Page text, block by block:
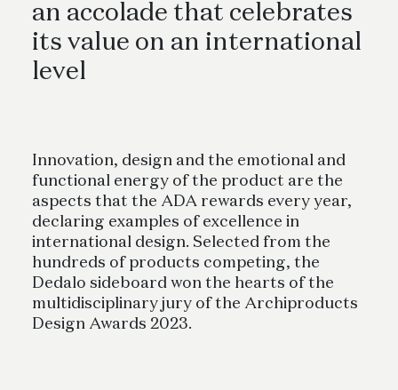
an accolade that celebrates
its value on an international
level
Innovation, design and the emotional and
functional energy of the product are the
aspects that the ADA rewards every year,
declaring examples of excellence in
international design. Selected from the
hundreds of products competing, the
Dedalo sideboard won the hearts of the
multidisciplinary jury of the Archiproducts
Design Awards 2023.